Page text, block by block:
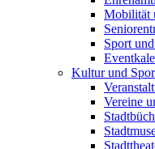
Mobilität
Sport
Kultur und
Vereine